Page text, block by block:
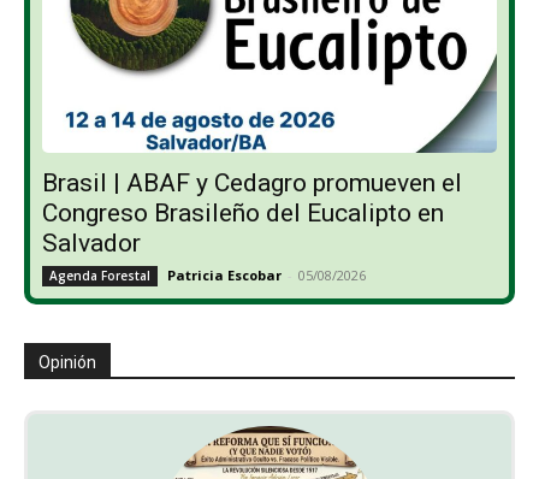
Brasil | ABAF y Cedagro promueven el
Congreso Brasileño del Eucalipto en
Salvador
Agenda Forestal Patricia Escobar - 05/08/2026
Opinión